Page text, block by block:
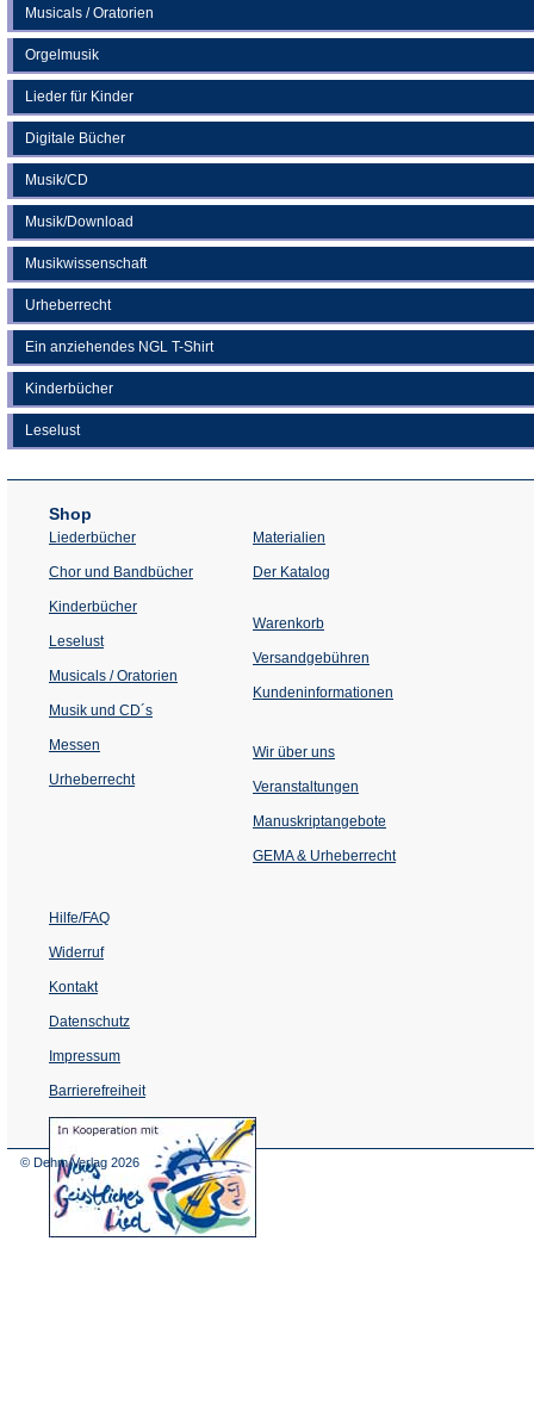
Musicals / Oratorien
Orgelmusik
Lieder für Kinder
Digitale Bücher
Musik/CD
Musik/Download
Musikwissenschaft
Urheberrecht
Ein anziehendes NGL T-Shirt
Kinderbücher
Leselust
Shop
Liederbücher
Chor und Bandbücher
Kinderbücher
Leselust
Musicals / Oratorien
Musik und CD´s
Messen
Urheberrecht
Materialien
Der Katalog
Warenkorb
Versandgebühren
Kundeninformationen
Wir über uns
Veranstaltungen
einem
Tab)
Manuskriptangebote
GEMA & Urheberrecht
Hilfe/FAQ
Widerruf
Kontakt
Datenschutz
Impressum
Barrierefreiheit
(Öffnet
in
© Dehm Verlag 2026